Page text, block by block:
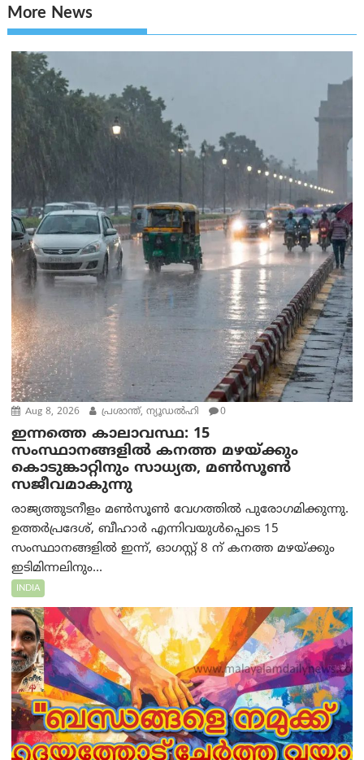
More News
Aug 8, 2026 പ്രശാന്ത്, ന്യൂഡല്‍ഹി 0
ഇന്നത്തെ കാലാവസ്ഥ: 15
സംസ്ഥാനങ്ങളിൽ കനത്ത മഴയ്ക്കും
കൊടുങ്കാറ്റിനും സാധ്യത, മൺസൂൺ
സജീവമാകുന്നു
രാജ്യത്തുടനീളം മൺസൂൺ വേഗത്തിൽ പുരോഗമിക്കുന്നു.
ഉത്തർപ്രദേശ്, ബീഹാർ എന്നിവയുൾപ്പെടെ 15
സംസ്ഥാനങ്ങളിൽ ഇന്ന്, ഓഗസ്റ്റ് 8 ന് കനത്ത മഴയ്ക്കും
ഇടിമിന്നലിനും...
INDIA